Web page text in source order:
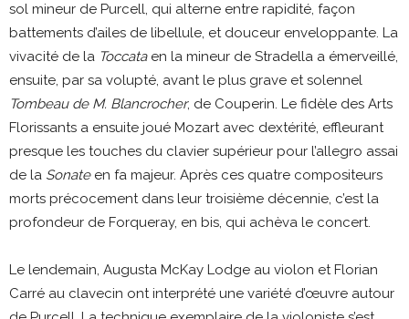
sol mineur de Purcell, qui alterne entre rapidité, façon
battements d’ailes de libellule, et douceur enveloppante. La
vivacité de la Toccata en la mineur de Stradella a émerveillé,
ensuite, par sa volupté, avant le plus grave et solennel
Tombeau de M. Blancrocher, de Couperin. Le fidèle des Arts
Florissants a ensuite joué Mozart avec dextérité, effleurant
presque les touches du clavier supérieur pour l’allegro assai
de la Sonateen fa majeur. Après ces quatre compositeurs
morts précocement dans leur troisième décennie, c’est la
profondeur de Forqueray, en bis, qui achèva le concert.
Le lendemain, Augusta McKay Lodge au violon et Florian
Carré au clavecin ont interprété une variété d’œuvre autour